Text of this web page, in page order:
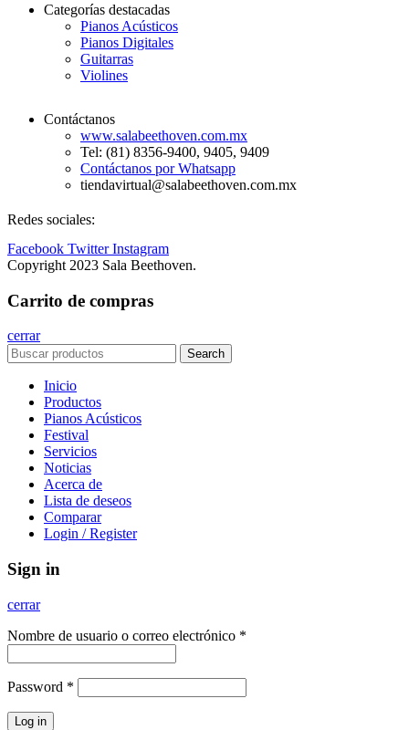
Categorías destacadas
Pianos Acústicos
Pianos Digitales
Guitarras
Violines
Contáctanos
www.salabeethoven.com.mx
Tel: (81) 8356-9400, 9405, 9409
Contáctanos por Whatsapp
tiendavirtual@salabeethoven.com.mx
Redes sociales:
Facebook Twitter Instagram
Copyright 2023 Sala Beethoven.
Carrito de compras
cerrar
Search
Inicio
Productos
Pianos Acústicos
Festival
Servicios
Noticias
Acerca de
Lista de deseos
Comparar
Login / Register
Sign in
cerrar
Nombre de usuario o correo electrónico *
Password *
Log in